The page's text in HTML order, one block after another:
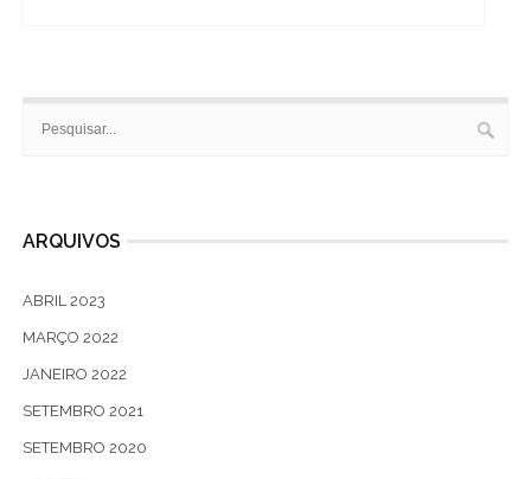
ARQUIVOS
ABRIL 2023
MARÇO 2022
JANEIRO 2022
SETEMBRO 2021
SETEMBRO 2020